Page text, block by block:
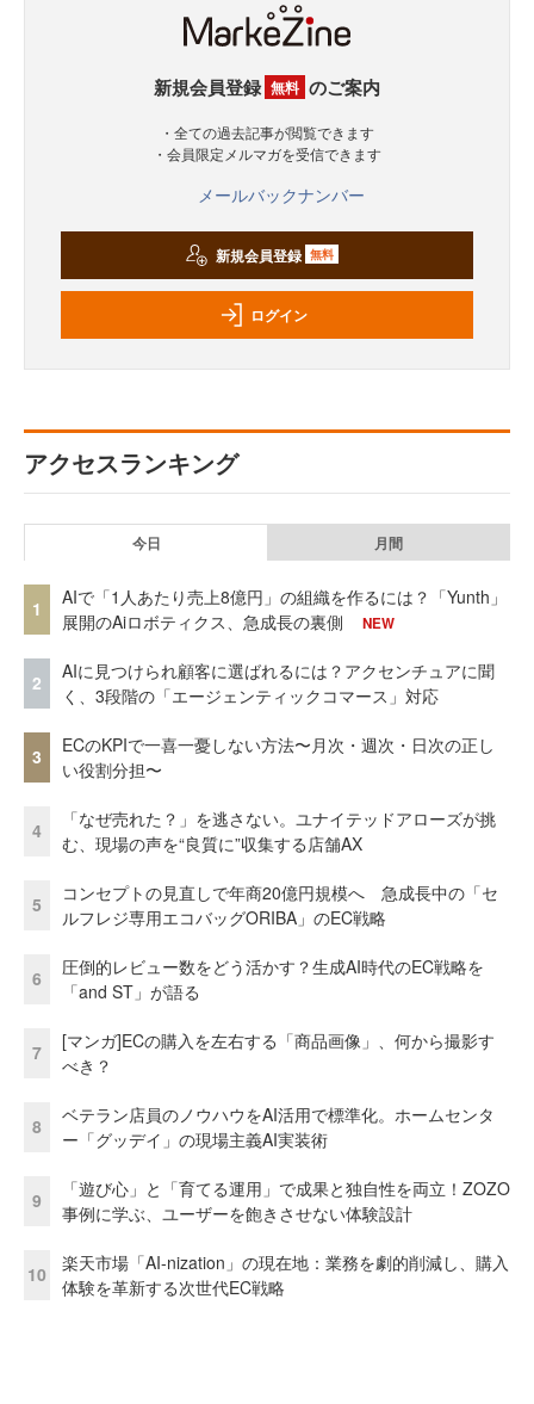
新規会員登録 無料 のご案内
・全ての過去記事が閲覧できます
・会員限定メルマガを受信できます
メールバックナンバー
新規会員登録 無料
ログイン
アクセスランキング
今日 月間
1
AIで「1人あたり売上8億円」の組織を作るには？「Yunth」
展開のAiロボティクス、急成長の裏側
NEW
2
AIに見つけられ顧客に選ばれるには？アクセンチュアに聞
く、3段階の「エージェンティックコマース」対応
3
ECのKPIで一喜一憂しない方法〜月次・週次・日次の正し
い役割分担〜
4
「なぜ売れた？」を逃さない。ユナイテッドアローズが挑
む、現場の声を“良質に”収集する店舗AX
5
コンセプトの見直しで年商20億円規模へ 急成長中の「セ
ルフレジ専用エコバッグORIBA」のEC戦略
6
圧倒的レビュー数をどう活かす？生成AI時代のEC戦略を
「and ST」が語る
7
[マンガ]ECの購入を左右する「商品画像」、何から撮影す
べき？
8
ベテラン店員のノウハウをAI活用で標準化。ホームセンタ
ー「グッデイ」の現場主義AI実装術
9
「遊び心」と「育てる運用」で成果と独自性を両立！ZOZO
事例に学ぶ、ユーザーを飽きさせない体験設計
10
楽天市場「AI-nization」の現在地：業務を劇的削減し、購入
体験を革新する次世代EC戦略